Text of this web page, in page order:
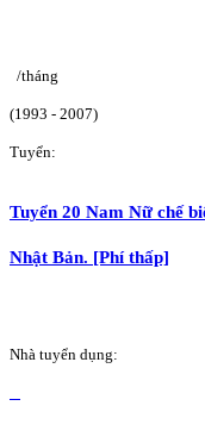
/tháng
(1993 - 2007)
Tuyển:
Tuyển 20 Nam Nữ chế
Nhật Bản. [Phí thấp]
Nhà tuyển dụng: